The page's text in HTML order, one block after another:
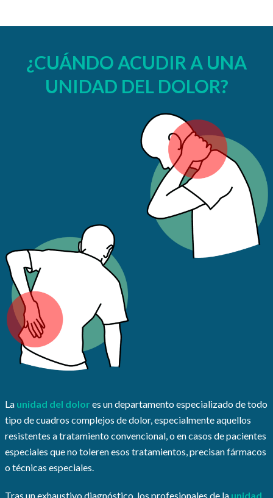
¿CUÁNDO ACUDIR A UNA
UNIDAD DEL DOLOR?
La unidad del dolor es un departamento especializado de todo
tipo de cuadros complejos de dolor, especialmente aquellos
resistentes a tratamiento convencional, o en casos de pacientes
especiales que no toleren esos tratamientos, precisan fármacos
o técnicas especiales.
Tras un exhaustivo diagnóstico, los profesionales de la unidad